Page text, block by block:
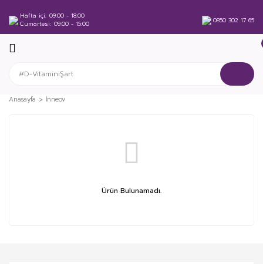
Hafta içi 09:00 - 18:00
Cumartesi 09:00 - 15:00 0850 302 17 65
Anasayfa İnneov
Ürün Bulunamadı.